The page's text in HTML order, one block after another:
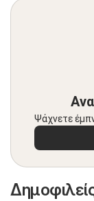
Ψάχνετε